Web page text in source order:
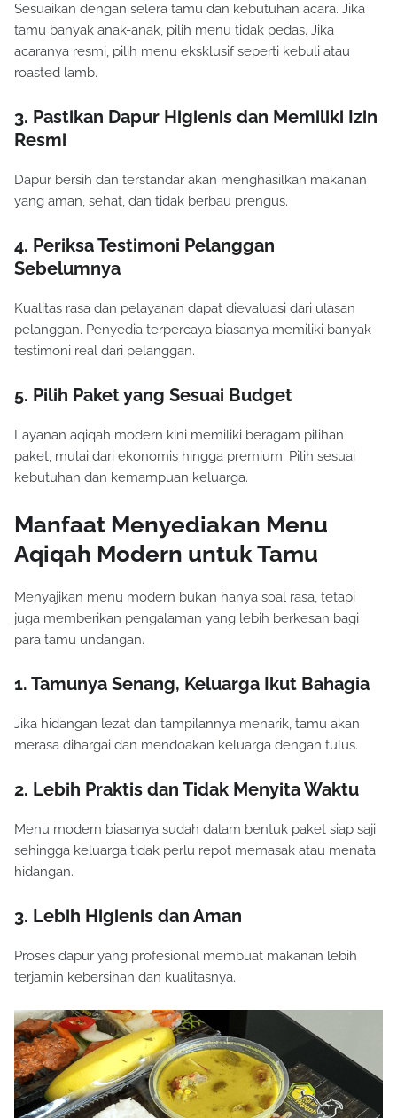
Sesuaikan dengan selera tamu dan kebutuhan acara. Jika
tamu banyak anak-anak, pilih menu tidak pedas. Jika
acaranya resmi, pilih menu eksklusif seperti kebuli atau
roasted lamb.
3. Pastikan Dapur Higienis dan Memiliki Izin
Resmi
Dapur bersih dan terstandar akan menghasilkan makanan
yang aman, sehat, dan tidak berbau prengus.
4. Periksa Testimoni Pelanggan
Sebelumnya
Kualitas rasa dan pelayanan dapat dievaluasi dari ulasan
pelanggan. Penyedia terpercaya biasanya memiliki banyak
testimoni real dari pelanggan.
5. Pilih Paket yang Sesuai Budget
Layanan aqiqah modern kini memiliki beragam pilihan
paket, mulai dari ekonomis hingga premium. Pilih sesuai
kebutuhan dan kemampuan keluarga.
Manfaat Menyediakan Menu
Aqiqah Modern untuk Tamu
Menyajikan menu modern bukan hanya soal rasa, tetapi
juga memberikan pengalaman yang lebih berkesan bagi
para tamu undangan.
1. Tamunya Senang, Keluarga Ikut Bahagia
Jika hidangan lezat dan tampilannya menarik, tamu akan
merasa dihargai dan mendoakan keluarga dengan tulus.
2. Lebih Praktis dan Tidak Menyita Waktu
Menu modern biasanya sudah dalam bentuk paket siap saji
sehingga keluarga tidak perlu repot memasak atau menata
hidangan.
3. Lebih Higienis dan Aman
Proses dapur yang profesional membuat makanan lebih
terjamin kebersihan dan kualitasnya.